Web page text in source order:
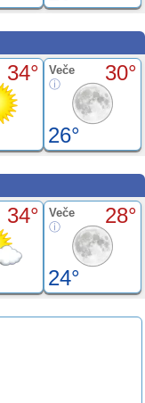
34° Veče 30°
26°
34° Veče 28°
24°